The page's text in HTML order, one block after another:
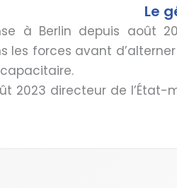
Le
à Berlin depuis août
les forces avant
2023 directeur de